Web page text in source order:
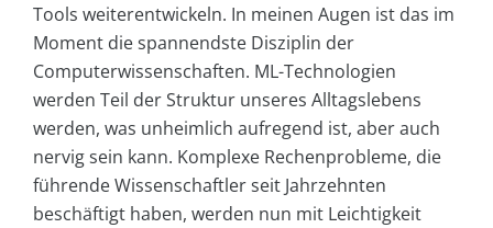
Tools weiterentwickeln. In meinen Augen ist das im
Moment die spannendste Disziplin der
Computerwissenschaften. ML-Technologien
werden Teil der Struktur unseres Alltagslebens
werden, was unheimlich aufregend ist, aber auch
nervig sein kann. Komplexe Rechenprobleme, die
führende Wissenschaftler seit Jahrzehnten
beschäftigt haben, werden nun mit Leichtigkeit